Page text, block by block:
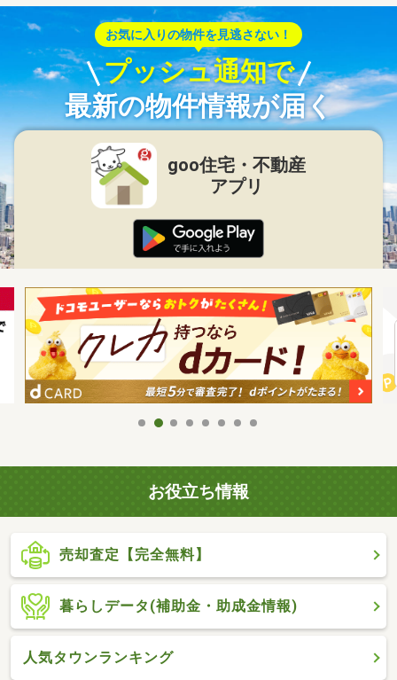
お気に入りの物件を見逃さない！
プッシュ通知で
最新の物件情報が届く
goo住宅・不動産
アプリ
お役立ち情報
売却査定【完全無料】
暮らしデータ(補助金・助成金情報)
人気タウンランキング